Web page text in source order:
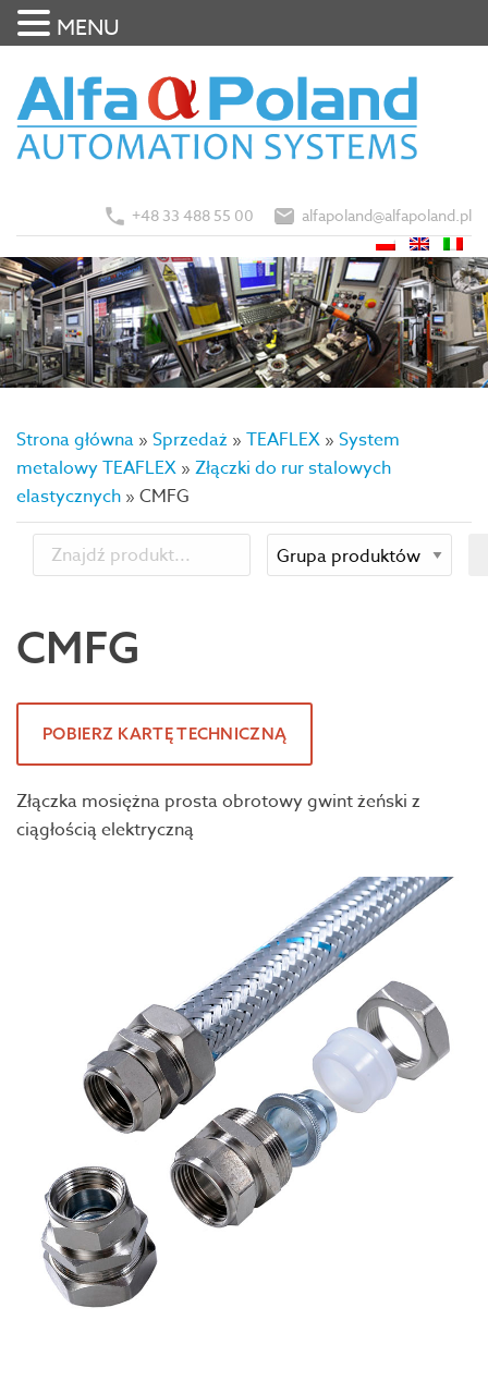
+48 33 488 55 00 alfapoland@alfapoland.pl
Strona główna » Sprzedaż » TEAFLEX » System
metalowy TEAFLEX » Złączki do rur stalowych
elastycznych » CMFG
CMFG
POBIERZ KARTĘ TECHNICZNĄ
Złączka mosiężna prosta obrotowy gwint żeński z
ciągłością elektryczną
MENU